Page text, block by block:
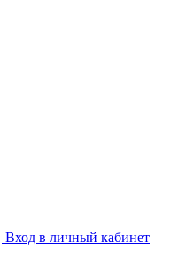
Вход в личный кабинет